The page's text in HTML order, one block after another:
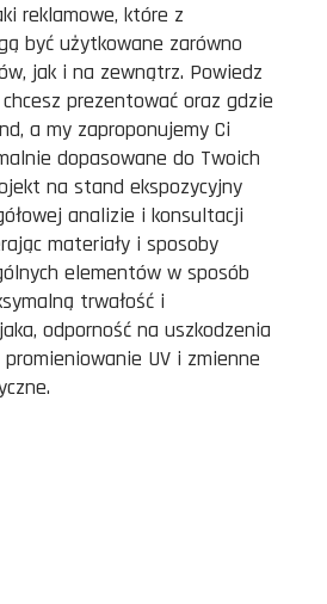
reklamowe, które z
być użytkowane zarówno
jak i na zewnątrz. Powiedz
prezentować oraz gdzie
a my zaproponujemy Ci
dopasowane do Twoich
na stand ekspozycyjny
analizie i konsultacji
materiały i sposoby
elementów w sposób
trwałość i
odporność na uszkodzenia
UV i zmienne